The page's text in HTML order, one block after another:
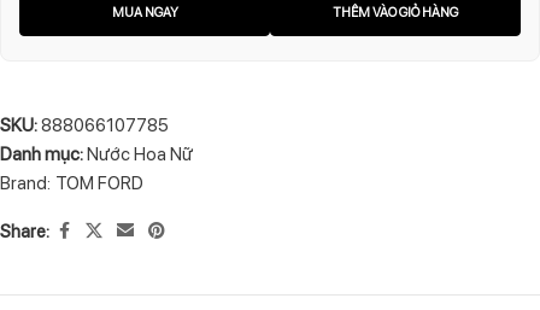
MUA NGAY THÊM VÀO GIỎ HÀNG
SKU:888066107785
Danh mục:Nước Hoa Nữ
Brand: TOM FORD
Share: